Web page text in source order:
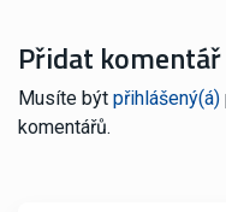
Přidat komentář
Musíte být přihlášený(á)
komentářů.